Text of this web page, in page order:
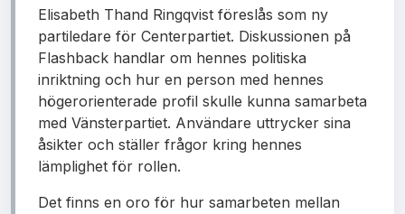
Elisabeth Thand Ringqvist föreslås som ny
partiledare för Centerpartiet. Diskussionen på
Flashback handlar om hennes politiska
inriktning och hur en person med hennes
högerorienterade profil skulle kunna samarbeta
med Vänsterpartiet. Användare uttrycker sina
åsikter och ställer frågor kring hennes
lämplighet för rollen.
Det finns en oro för hur samarbeten mellan